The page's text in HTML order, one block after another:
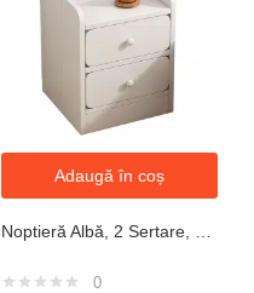
Adaugă în coș
0